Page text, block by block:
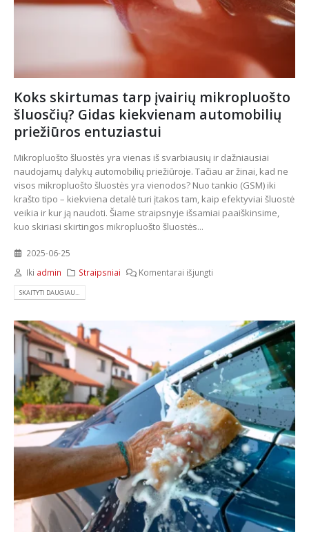
Koks skirtumas tarp įvairių mikropluošto
šluosčių? Gidas kiekvienam automobilių
priežiūros entuziastui
Mikropluošto šluostės yra vienas iš svarbiausių ir dažniausiai
naudojamų dalykų automobilių priežiūroje. Tačiau ar žinai, kad ne
visos mikropluošto šluostės yra vienodos? Nuo tankio (GSM) iki
krašto tipo – kiekviena detalė turi įtakos tam, kaip efektyviai šluostė
veikia ir kur ją naudoti. Šiame straipsnyje išsamiai paaiškinsime,
kuo skiriasi skirtingos mikropluošto šluostės...
2025-06-25
Iki admin Straipsniai Komentarai išjungti
SKAITYTI DAUGIAU...